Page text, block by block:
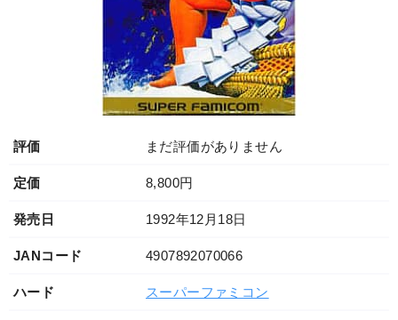
評価 まだ評価がありません
定価 8,800円
発売日 1992年12月18日
JANコード 4907892070066
ハード スーパーファミコン